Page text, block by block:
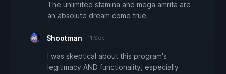
The unlimited stamina and mega amrita are
an absolute dream come true
Shootman 11 Sep
I was skeptical about this program's
legitimacy AND functionality, especially